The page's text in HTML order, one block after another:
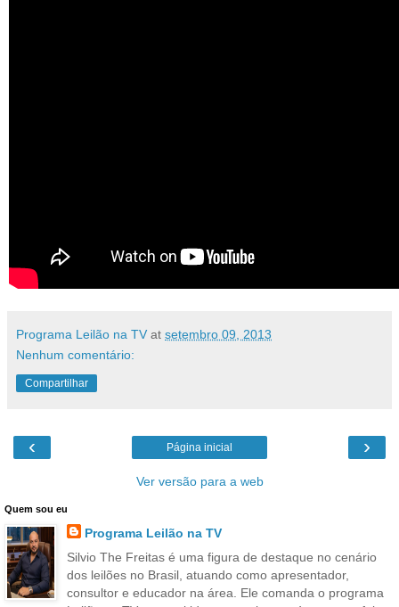
Programa Leilão na TV at setembro 09, 2013
Nenhum comentário:
Compartilhar
‹ ›
Página inicial
Ver versão para a web
Quem sou eu
Programa Leilão na TV
Silvio The Freitas é uma figura de destaque no cenário
dos leilões no Brasil, atuando como apresentador,
consultor e educador na área. Ele comanda o programa